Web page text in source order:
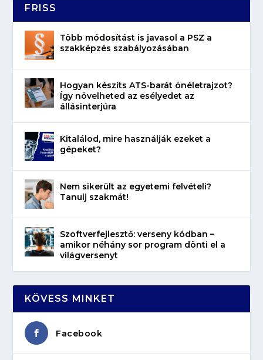
FRISS
Több módosítást is javasol a PSZ a
szakképzés szabályozásában
Hogyan készíts ATS-barát önéletrajzot?
Így növelheted az esélyedet az
állásinterjúra
Kitalálod, mire használják ezeket a
gépeket?
Nem sikerült az egyetemi felvételi?
Tanulj szakmát!
Szoftverfejlesztő: verseny kódban –
amikor néhány sor program dönti el a
világversenyt
KÖVESS MINKET
Facebook